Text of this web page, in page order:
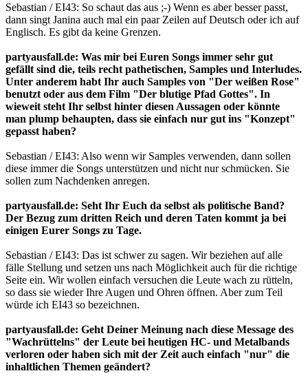
Sebastian / EI43: So schaut das aus ;-) Wenn es aber besser passt,
dann singt Janina auch mal ein paar Zeilen auf Deutsch oder ich auf
Englisch. Es gibt da keine Grenzen.
partyausfall.de: Was mir bei Euren Songs immer sehr gut
gefällt sind die, teils recht pathetischen, Samples und Interludes.
Unter anderem habt Ihr auch Samples von "Der weißen Rose"
benutzt oder aus dem Film "Der blutige Pfad Gottes". In
wieweit steht Ihr selbst hinter diesen Aussagen oder könnte
man plump behaupten, dass sie einfach nur gut ins "Konzept"
gepasst haben?
Sebastian / EI43: Also wenn wir Samples verwenden, dann sollen
diese immer die Songs unterstützen und nicht nur schmücken. Sie
sollen zum Nachdenken anregen.
partyausfall.de: Seht Ihr Euch da selbst als politische Band?
Der Bezug zum dritten Reich und deren Taten kommt ja bei
einigen Eurer Songs zu Tage.
Sebastian / EI43: Das ist schwer zu sagen. Wir beziehen auf alle
fälle Stellung und setzen uns nach Möglichkeit auch für die richtige
Seite ein. Wir wollen einfach versuchen die Leute wach zu rütteln,
so dass sie wieder Ihre Augen und Ohren öffnen. Aber zum Teil
würde ich EI43 so bezeichnen.
partyausfall.de: Geht Deiner Meinung nach diese Message des
"Wachrüttelns" der Leute bei heutigen HC- und Metalbands
verloren oder haben sich mit der Zeit auch einfach "nur" die
inhaltlichen Themen geändert?